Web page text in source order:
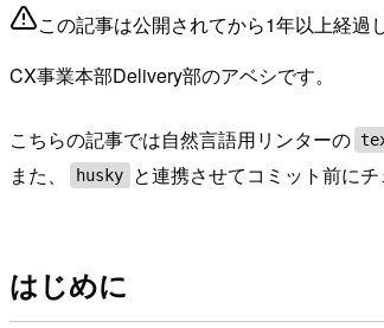
この記事は公開されてから1年以上経過
CX事業本部Delivery部のアベシです。
こちらの記事では自然言語用リンターの
また、
husky と連携させてコミット前に
はじめに